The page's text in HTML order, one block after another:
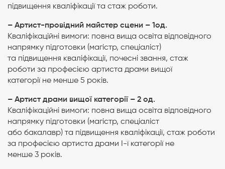
підвищення кваліфікації та стаж роботи.
– Артист-провідний майстер сцени – 1од.
Кваліфікаційні вимоги: повна вища освіта відповідного
напрямку підготовки (магістр, спеціаліст)
та підвищення кваліфікації, почесні звання, стаж
роботи за професією артиста драми вищої
категорії не менше 5 років.
– Артист драми вищої категорії – 2 од.
Кваліфікаційні вимоги: повна вища освіта відповідного
напрямку підготовки (магістр, спеціаліст
або бакалавр) та підвищення кваліфікації, стаж роботи
за професією артиста драми І-ї категорії не
менше 3 років.